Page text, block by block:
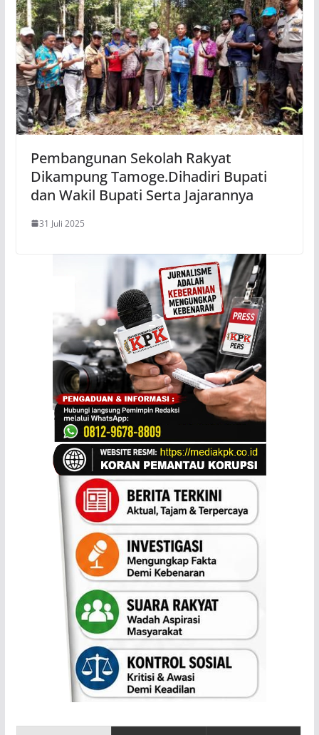
Pembangunan Sekolah Rakyat
Dikampung Tamoge.Dihadiri Bupati
dan Wakil Bupati Serta Jajarannya
31 Juli 2025